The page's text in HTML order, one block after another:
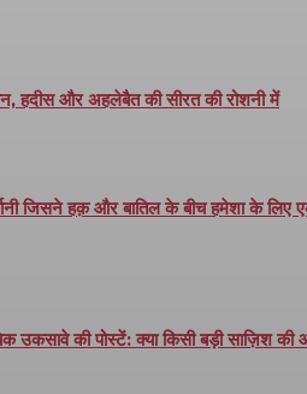
हदीस और अहलेबैत की सीरत की रोशनी में
जिसने हक़ और बातिल के बीच हमेशा के लिए
उकसावे की पोस्टें: क्या किसी बड़ी साज़िश की